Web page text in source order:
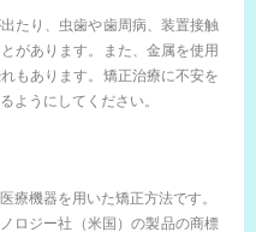
たり、虫歯や歯周病、装置接触
があります。また、金属を使用
もあります。矯正治療に不安を
ようにしてください。
機器を用いた矯正方法です。
ロジー社（米国）の製品の商標